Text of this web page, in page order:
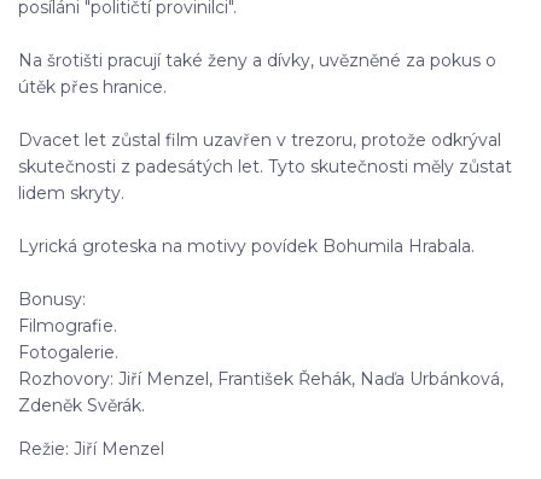
posíláni "političtí provinilci".
Na šrotišti pracují také ženy a dívky, uvězněné za pokus o
útěk přes hranice.
Dvacet let zůstal film uzavřen v trezoru, protože odkrýval
skutečnosti z padesátých let. Tyto skutečnosti měly zůstat
lidem skryty.
Lyrická groteska na motivy povídek Bohumila Hrabala.
Bonusy:
Filmografie.
Fotogalerie.
Rozhovory: Jiří Menzel, František Řehák, Naďa Urbánková,
Zdeněk Svěrák.
Režie: Jiří Menzel